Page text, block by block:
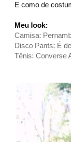
E como de
Meu look:
Camisa:
Disco Pants: É
Tênis: Converse